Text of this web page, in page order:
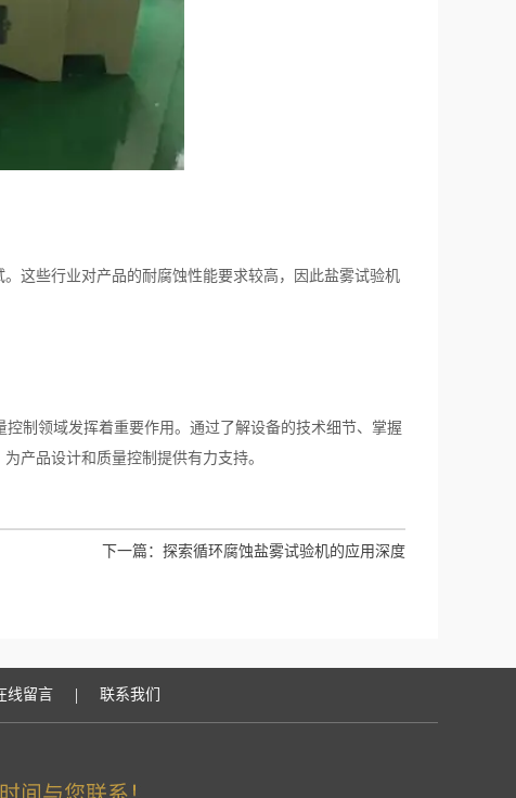
些行业对产品的耐腐蚀性能要求较高，因此盐雾试验机
制领域发挥着重要作用。通过了解设备的技术细节、掌握
产品设计和质量控制提供有力支持。
下一篇： 探索循环腐蚀盐雾试验机的应用深度
线留言 | 联系我们